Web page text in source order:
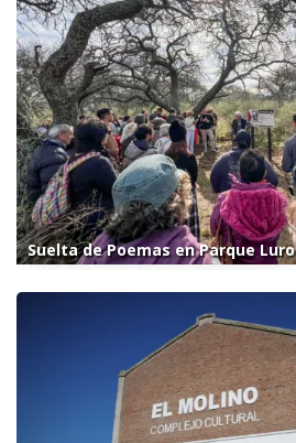
Suelta de Poemas en Parque Luro